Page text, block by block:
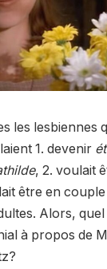
les lesbiennes
1. devenir
, 2. voulait
être en couple
Alors,
à propos de